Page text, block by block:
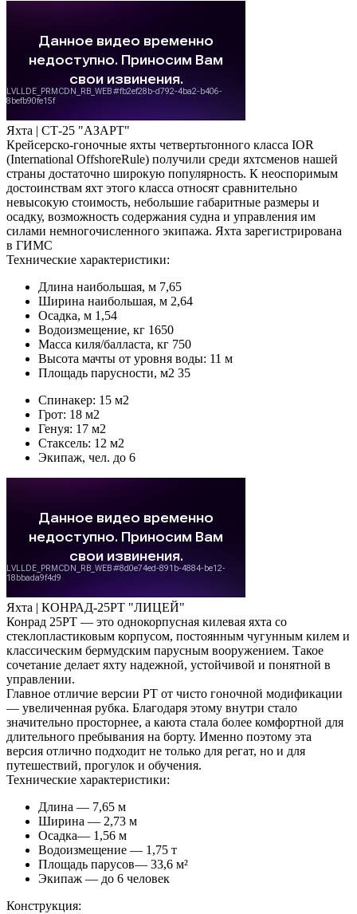
Яхта | СТ-25 "АЗАРТ"
Крейсерско-гоночные яхты чeтвepтьтoннoгo класса IOR
(International OffshoreRule) получили среди яхтсменов нашей
страны достаточно широкую популярность. К неоспоримым
достоинствам яхт этого класса относят сравнительно
невысокую стоимость, небольшие габаритные размеры и
осадку, возможность содержания судна и управления им
силами немногочисленного экипажа. Яхта зарегистрирована
в ГИМС
Технические характеристики:
Длина наибольшая, м 7,65
Ширина наибольшая, м 2,64
Осадка, м 1,54
Водоизмещение, кг 1650
Масса киля/балласта, кг 750
Высота мачты от уровня воды: 11 м
Площадь парусности, м2 35
Спинакер: 15 м2
Грот: 18 м2
Генуя: 17 м2
Стаксель: 12 м2
Экипаж, чел. до 6
Яхта | КОНРАД-25РТ "ЛИЦЕЙ"
Конрад 25РТ — это однокорпусная килевая яхта со
стеклопластиковым корпусом, постоянным чугунным килем и
классическим бермудским парусным вооружением. Такое
сочетание делает яхту надежной, устойчивой и понятной в
управлении.
Главное отличие версии РТ от чисто гоночной модификации
— увеличенная рубка. Благодаря этому внутри стало
значительно просторнее, а каюта стала более комфортной для
длительного пребывания на борту. Именно поэтому эта
версия отлично подходит не только для регат, но и для
путешествий, прогулок и обучения.
Технические характеристики:
Длина — 7,65 м
Ширина — 2,73 м
Осадка— 1,56 м
Водоизмещение — 1,75 т
Площадь парусов— 33,6 м²
Экипаж — до 6 человек
Конструкция: